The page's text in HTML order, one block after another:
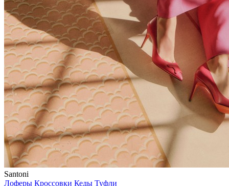
Santoni
Лоферы Кроссовки Кеды Туфли